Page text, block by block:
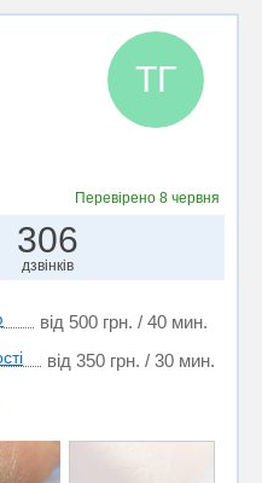
ТГ
Перевірено 8 червня
306
дзвінків
від 500 грн. / 40 мин.
від 350 грн. / 30 мин.